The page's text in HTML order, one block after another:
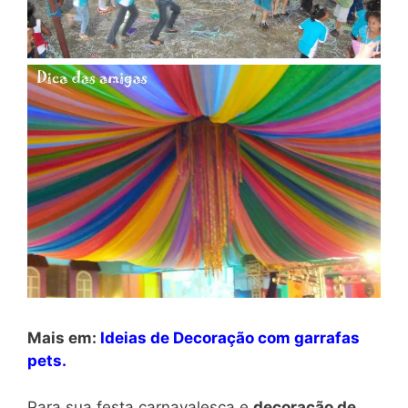
Mais em: Ideias de Decoração com garrafas
pets.